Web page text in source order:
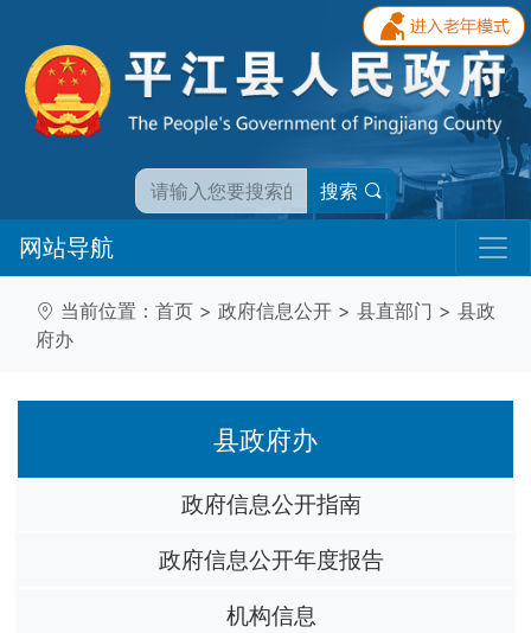
搜索
网站导航
当前位置： 首页 > 政府信息公开 > 县直部门 > 县政
府办
县政府办
政府信息公开指南
政府信息公开年度报告
机构信息